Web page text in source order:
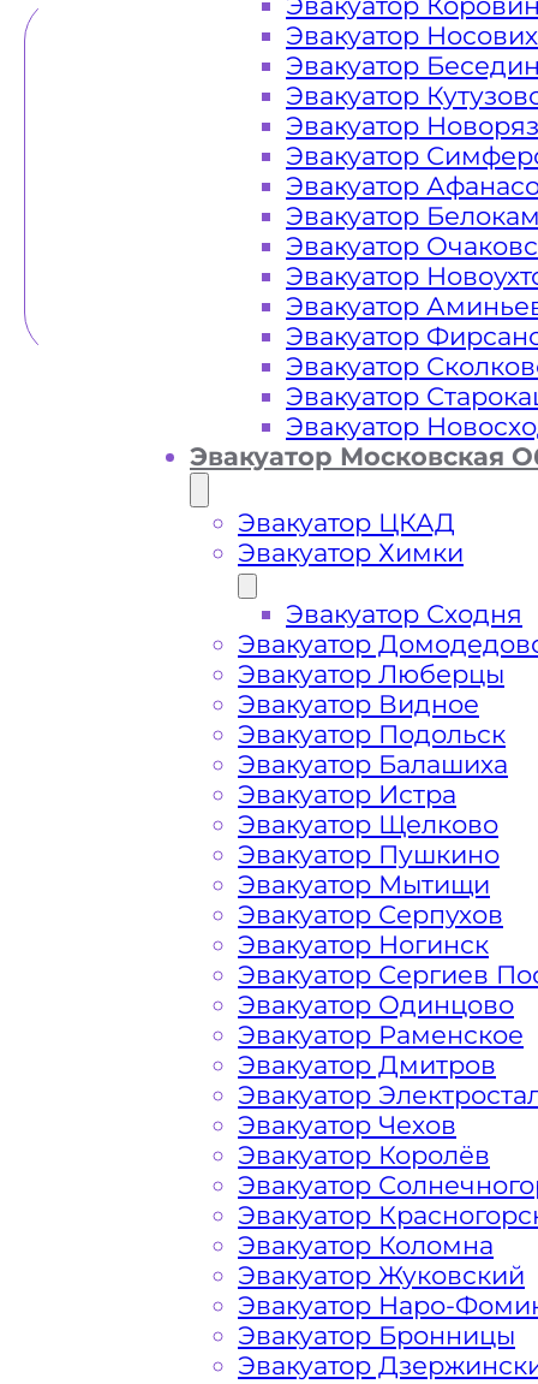
Как
Очаково-
Перевозка автомобиля по району
«МОБИ» дешево, круглосуточно и
лишних затрат решить возникшие
предложить вам свои услуги по
нас вы найдете все, что нужно для
авто: доступные цены,
большим опытом работы. Мы
эвакуатора на дороге по низкой
Эвакуатор
Эвакуатор
Эвакуатор
Эвакуатор
Эвакуатор
Эвакуатор
Эвакуатор
Эвакуатор
Эвакуатор
Эвакуатор
Эвакуатор
Эвакуатор
Эвакуатор
Эвакуатор
Эвакуатор Московская
Эвакуатор ЦКАД
Эвакуатор Химки
Эвакуатор Сходня
Эвакуатор
Эвакуатор Люберцы
Эвакуатор Видное
Эвакуатор Подольск
Эвакуатор Балашиха
Эвакуатор Истра
Эвакуатор Щелково
Эвакуатор Пушкино
Эвакуатор Мытищи
Эвакуатор Серпухов
Эвакуатор Ногинск
Эвакуатор Сергиев
Эвакуатор Одинцово
Эвакуатор Раменское
Эвакуатор Дмитров
Эвакуатор
Эвакуатор Чехов
Эвакуатор Королёв
Эвакуатор
Эвакуатор
Эвакуатор Коломна
Эвакуатор Жуковский
Эвакуатор Наро-
Эвакуатор Бронницы
Эвакуатор